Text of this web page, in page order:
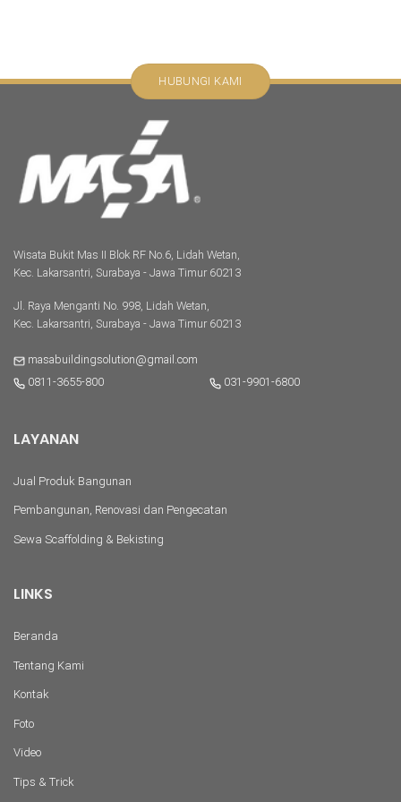
Wisata Bukit Mas II Blok RF No.6, Lidah Wetan,
Kec. Lakarsantri, Surabaya - Jawa Timur 60213
Jl. Raya Menganti No. 998, Lidah Wetan,
Kec. Lakarsantri, Surabaya - Jawa Timur 60213
masabuildingsolution@gmail.com
0811-3655-800
031-9901-6800
LAYANAN
Jual Produk Bangunan
Pembangunan, Renovasi dan Pengecatan
Sewa Scaffolding & Bekisting
LINKS
Beranda
Tentang Kami
Kontak
Foto
Video
Tips & Trick
HUBUNGI KAMI